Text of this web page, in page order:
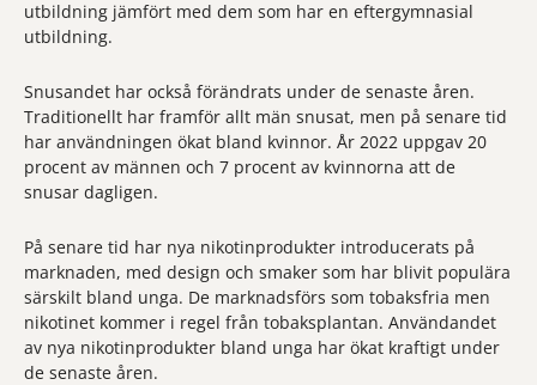
utbildning jämfört med dem som har en eftergymnasial
utbildning.
Snusandet har också förändrats under de senaste åren.
Traditionellt har framför allt män snusat, men på senare tid
har användningen ökat bland kvinnor. År 2022 uppgav 20
procent av männen och 7 procent av kvinnorna att de
snusar dagligen.
På senare tid har nya nikotinprodukter introducerats på
marknaden, med design och smaker som har blivit populära
särskilt bland unga. De marknadsförs som tobaksfria men
nikotinet kommer i regel från tobaksplantan. Användandet
av nya nikotinprodukter bland unga har ökat kraftigt under
de senaste åren.